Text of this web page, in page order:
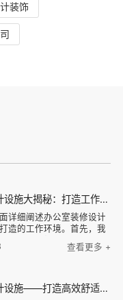
装饰
办公室装修设计设施大揭秘：打造工作环境的秘诀
详细阐述办公室装修设计
造的工作环境。首先，我
局和空间规划，包括工作
会议区域的设计；然后，
查看更多 +
办公室装修设计设施——打造高效舒适工作空间